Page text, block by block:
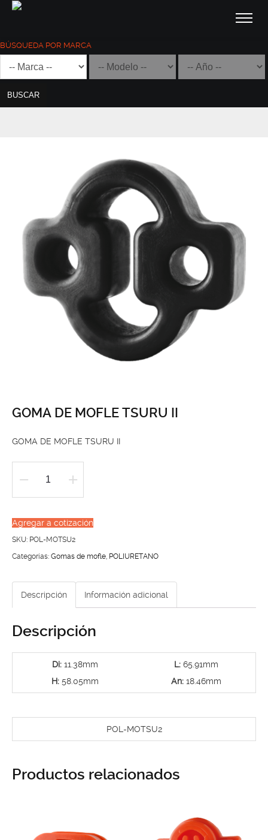
BÚSQUEDA POR MARCA
BUSCAR
GOMA DE MOFLE TSURU II
GOMA DE MOFLE TSURU II
GOMA
MOFLE
TSURU
II
Agregar a cotización
SKU: POL-MOTSU2
Categorías: Gomas de mofle, POLIURETANO
Descripción Información adicional
Descripción
Di:11.38mm
H:58.05mm
L: 65.91mm
An: 18.46mm
POL-MOTSU2
Productos relacionados